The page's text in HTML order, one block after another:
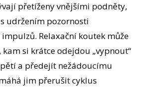
přetíženy vnějšími podněty,
udržením pozornosti
Relaxační koutek může
si krátce odejdou „vypnout“
a předejít nežádoucímu
jim přerušit cyklus